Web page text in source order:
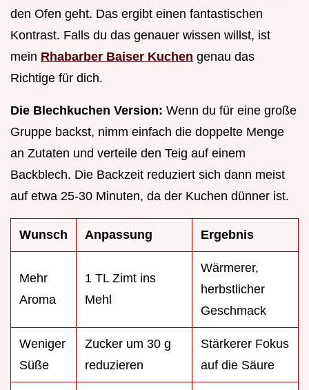
den Ofen geht. Das ergibt einen fantastischen
Kontrast. Falls du das genauer wissen willst, ist
mein Rhabarber Baiser Kuchen genau das
Richtige für dich.
Die Blechkuchen Version: Wenn du für eine große
Gruppe backst, nimm einfach die doppelte Menge
an Zutaten und verteile den Teig auf einem
Backblech. Die Backzeit reduziert sich dann meist
auf etwa 25-30 Minuten, da der Kuchen dünner ist.
Wunsch Anpassung Ergebnis
Mehr
Aroma
1 TL Zimt ins
Mehl
Wärmerer,
herbstlicher
Geschmack
Weniger
Süße
Zucker um 30 g
reduzieren
Stärkerer Fokus
auf die Säure